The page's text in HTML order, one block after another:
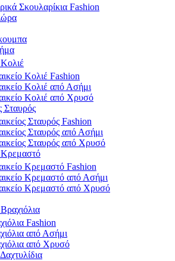
Σκουλαρίκια Fashion
Κολιέ Fashion
Κολιέ από Ασήμι
Κολιέ από Χρυσό
Σταυρός
Σταυρός Fashion
Σταυρός από Ασήμι
Σταυρός από Χρυσό
Κρεμαστό
Κρεμαστό Fashion
Κρεμαστό από Ασήμι
Κρεμαστό από Χρυσό
Fashion
από Ασήμι
από Χρυσό